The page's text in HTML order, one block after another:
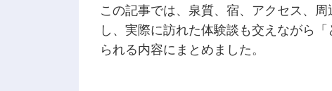
この記事では、泉質、宿、アクセス、
し、実際に訪れた体験談も交えながら
られる内容にまとめました。